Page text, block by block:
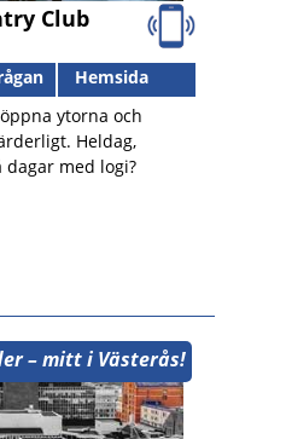
Club
Hemsida
ytorna och
Heldag,
med logi?
– mitt i Västerås!